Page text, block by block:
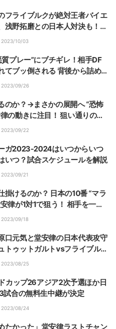
フライブルクが絶対王者バイエ
浅野拓磨との日本人対決も！10
がブンデスリーガを無料生中継
2023/10/03
質プレー”にブチギレ！相手DF
てブッ倒される 背後から詰め寄
怖いタイプ」「笑ってる…」
2023/09/26
のか？→まさかの展開へ “恐怖
の動きに注目！ 狙い通りの
トプレー」が炸裂した瞬間
2023/09/22
ガ2023-2024はいつからいつ
いつ？試合スケジュールを解説
2023/09/21
掛けるのか？ 日本の10番 “マラ
律が1対1で狙う！ 相手を一旦
きドリブルを炸裂する瞬間
2023/09/18
口元気と堂安律の日本代表攻守
トゥットガルトvsフライブル
人対決全4試合を無料生中継
2023/08/25
カップ26アジア2次予選ほか日
試合の無料生中継が決定
2023/08/24
たかった」堂安律ラストチャン